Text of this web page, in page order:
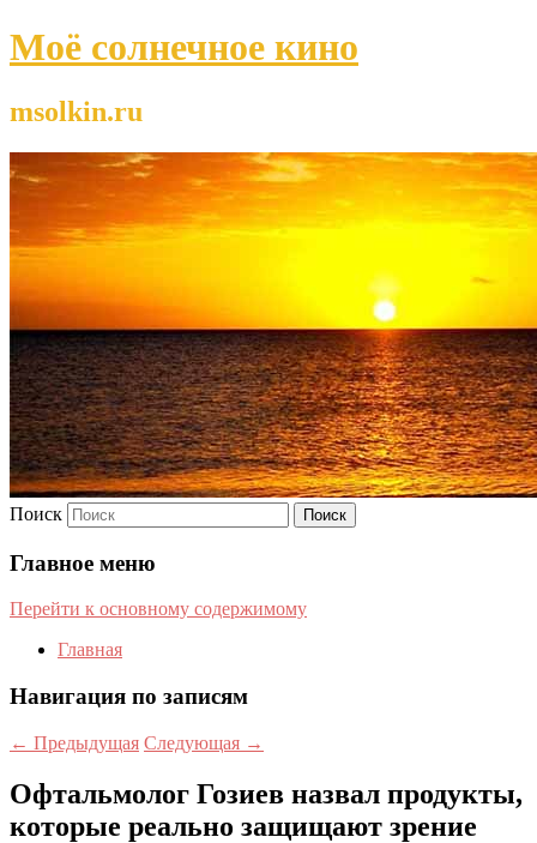
Моё солнечное кино
msolkin.ru
Поиск
Главное меню
Перейти к основному содержимому
Главная
Навигация по записям
← Предыдущая Следующая →
Офтальмолог Гозиев назвал продукты,
которые реально защищают зрение